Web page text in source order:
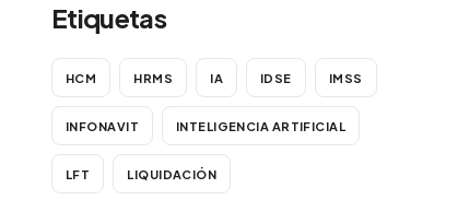
Etiquetas
HCM HRMS IA IDSE IMSS
INFONAVIT INTELIGENCIA ARTIFICIAL
LFT LIQUIDACIÓN